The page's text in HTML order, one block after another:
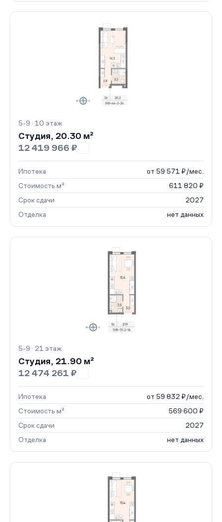
5-9 · 10 этаж
Студия, 20.30 м²
12 419 966 ₽
Ипотека
от 59 571 ₽/мес.
Стоимость м²
611 820 ₽
Срок сдачи
2027
Отделка
нет данных
5-9 · 21 этаж
Студия, 21.90 м²
12 474 261 ₽
Ипотека
от 59 832 ₽/мес.
Стоимость м²
569 600 ₽
Срок сдачи
2027
Отделка
нет данных